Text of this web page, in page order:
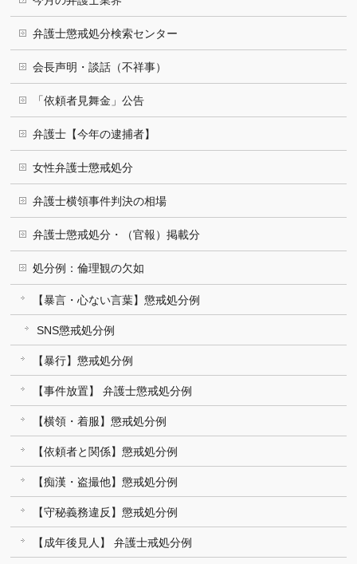
弁護士懲戒処分検索センター
会長声明・談話（不祥事）
「依頼者見舞金」公告
弁護士【今年の逮捕者】
女性弁護士懲戒処分
弁護士横領事件判決の相場
弁護士懲戒処分・（官報）掲載分
処分例：倫理観の欠如
【暴言・心ない言葉】懲戒処分例
SNS懲戒処分例
【暴行】懲戒処分例
【事件放置】 弁護士懲戒処分例
【横領・着服】懲戒処分例
【依頼者と関係】懲戒処分例
【痴漢・盗撮他】懲戒処分例
【守秘義務違反】懲戒処分例
【成年後見人】 弁護士戒処分例